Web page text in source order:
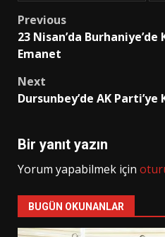
Post
navigation
Previous
23 Nisan’da
Emanet
Next
Dursunbey’de AK Parti’ye
Bir yanıt yazın
Yorum yapabilmek için
BUGÜN OKUNANLAR